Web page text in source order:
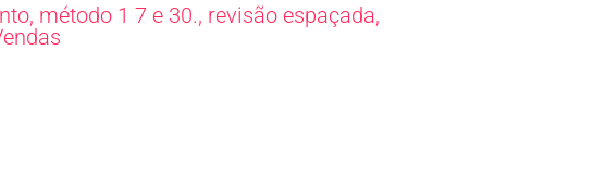
, método 1 7 e 30., revisão espaçada,